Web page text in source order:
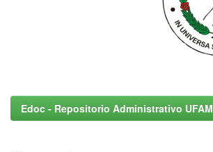
Edoc - Repositorio Administrativo UFAM